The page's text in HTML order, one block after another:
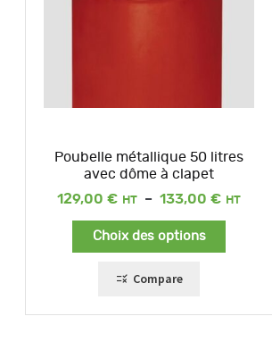
Poubelle métallique 50 litres
avec dôme à clapet
129,00 € – 133,00 €
Plage
Choix des options
Compare